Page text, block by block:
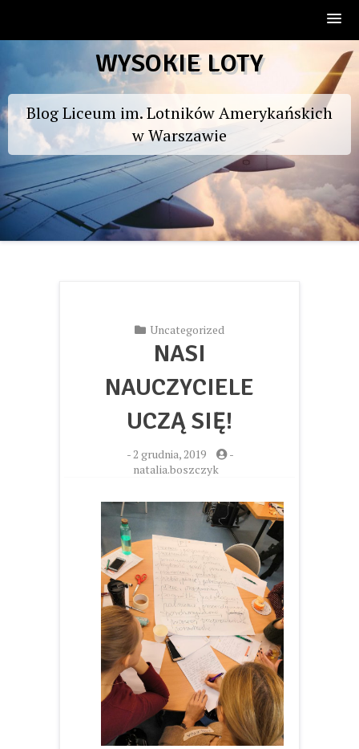
to
WYSOKIE LOTY
Blog Liceum im. Lotników Amerykańskich
w Warszawie
Uncategorized
NASI
NAUCZYCIELE
UCZĄ SIĘ!
-2 grudnia, 2019
-
natalia.boszczyk